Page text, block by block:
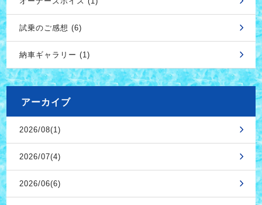
試乗のご感想 (6)
納車ギャラリー (1)
アーカイブ
2026/08(1)
2026/07(4)
2026/06(6)